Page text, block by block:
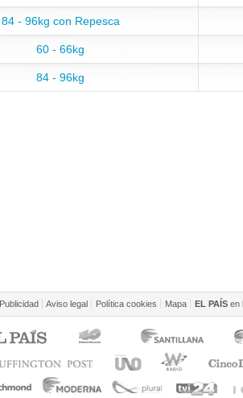
84 - 96kg con Repesca
60 - 66kg
84 - 96kg
Publicidad Aviso legal Política cookies Mapa EL PAÍS en